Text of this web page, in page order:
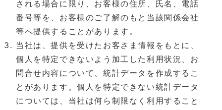
される場合に限り、お客様の住所、氏名、電話
番号等を、お客様のご了解のもと当該関係会社
等へ提供することがあります。
当社は、提供を受けたお客さま情報をもとに、
個人を特定できないよう加工した利用状況、お
問合せ内容について、統計データを作成するこ
とがあります。個人を特定できない統計データ
については、当社は何ら制限なく利用すること